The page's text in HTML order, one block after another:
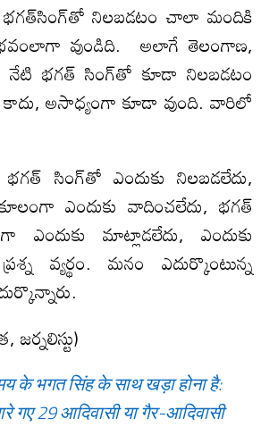
నిలబడటం చాలా మందికి
వుండిది. అలాగే తెలంగాణ,
నేటి భగత్ సింగ్‌తో కూడా నిలబడటం
అసాధ్యంగా కూడా వుంది. వారిలో
భగత్ సింగ్‌తో ఎందుకు నిలబడలేదు,
ఎందుకు వాదించలేదు, భగత్
ఎందుకు మాట్లాడలేదు, ఎందుకు
వ్యర్థం. మనం ఎదుర్కొంటున్న
జర్నలిస్టు)
के भगत सिंह के साथ खड़ा होना है:
गए 29 आदिवासी या गैर-आदिवासी